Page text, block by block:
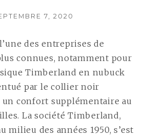
7, 2020
des entreprises de
connues, notamment pour
Timberland en nubuck
par le collier noir
confort supplémentaire au
La société Timberland,
milieu des années 1950, s’est